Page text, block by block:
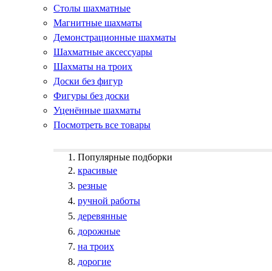
Столы шахматные
Магнитные шахматы
Демонстрационные шахматы
Шахматные аксессуары
Шахматы на троих
Доски без фигур
Фигуры без доски
Уценённые шахматы
Посмотреть все товары
Популярные подборки
красивые
резные
ручной работы
деревянные
дорожные
на троих
дорогие